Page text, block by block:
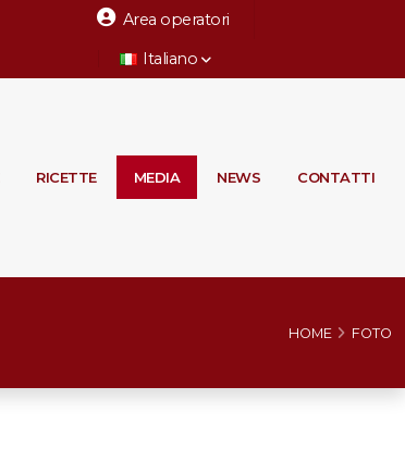
Area operatori
Italiano
RICETTE MEDIA NEWS CONTATTI
HOME FOTO